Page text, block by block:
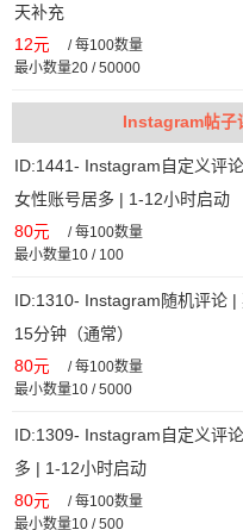
天补充
12元 /每100数量
最小数量20 / 50000
Instagram帖
ID:1441- Instagram自定义评
女性账号居多 | 1-12小时启动
80元 /每100数量
最小数量10 / 100
ID:1310- Instagram随机评论 |
15分钟（通常）
80元 /每100数量
最小数量10 / 5000
ID:1309- Instagram自定义评
多 | 1-12小时启动
80元 /每100数量
最小数量10 / 500